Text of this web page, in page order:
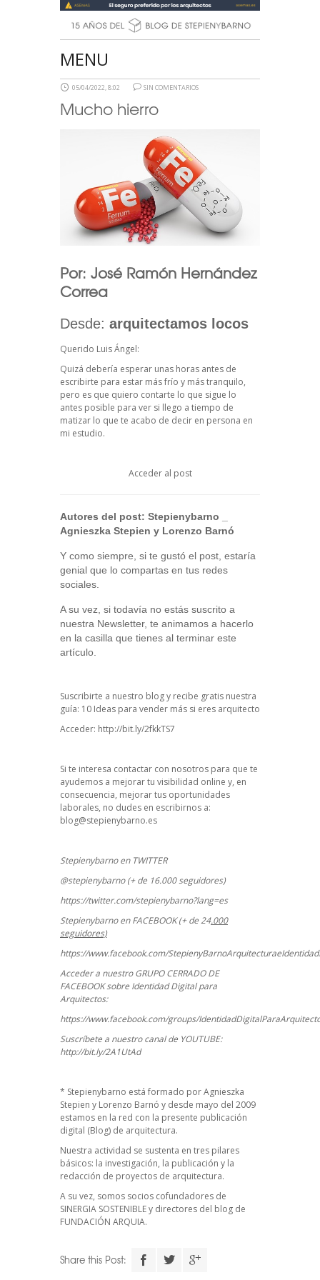
MENU
05/04/2022, 8:02 SIN COMENTARIOS
Mucho hierro
Por: José Ramón Hernández
Correa
Desde: arquitectamos locos
Querido Luis Ángel:
Quizá debería esperar unas horas antes de
escribirte para estar más frío y más tranquilo,
pero es que quiero contarte lo que sigue lo
antes posible para ver si llego a tiempo de
matizar lo que te acabo de decir en persona en
mi estudio.
Acceder al post
Autores del post: Stepienybarno
Agnieszka Stepien y Lorenzo Barnó
Y como siempre, si te gustó el post, estaría
genial que lo compartas en tus redes
sociales.
A su vez, si todavía no estás suscrito a
nuestra Newsletter, te animamos a hacerlo
en la casilla que tienes al terminar este
artículo.
Suscribirte a nuestro blog y recibe gratis nuestra
guía: 10 Ideas para vender más si eres arquitecto
Acceder: http://bit.ly/2fkkTS7
Si te interesa contactar con nosotros para que te
ayudemos a mejorar tu visibilidad online y, en
consecuencia, mejorar tus oportunidades
laborales, no dudes en escribirnos a:
blog@stepienybarno.es
Stepienybarno en TWITTER
@stepienybarno (+ de 16.000 seguidores)
https://twitter.com/stepienybarno?lang=es
Stepienybarno en FACEBOOK (+ de 24.000
seguidores)
https://www.facebook.com/
Acceder a nuestro GRUPO CERRADO DE
FACEBOOK sobre Identidad Digital para
Arquitectos:
https://www.facebook.com/groups/
Suscríbete a nuestro canal de YOUTUBE:
http://bit.ly/2A1UtAd
* Stepienybarno está formado por Agnieszka
Stepien y Lorenzo Barnó y desde mayo del 2009
estamos en la red con la presente publicación
digital (Blog) de arquitectura.
Nuestra actividad se sustenta en tres pilares
básicos: la investigación, la publicación y la
redacción de proyectos de arquitectura.
A su vez, somos socios cofundadores de
SINERGIA SOSTENIBLEy directores del blog de
FUNDACIÓN ARQUIA.
Descarga el
Share this Post: